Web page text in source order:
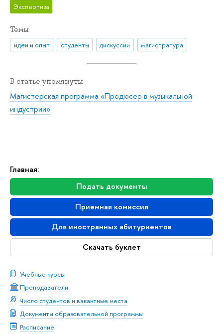
Главная:
Подать документы
Приемная комиссия
Для иностранных абитуриентов
Скачать буклет
Учебные курсы
Преподаватели
Число студентов и вакантные места
Документы образовательной программы
Расписание
Экспертиза
Темы
идеи и опыт студенты дискуссии магистратура
В статье упомянуты
Магистерская программа «Продюсер в музыкальной
индустрии»